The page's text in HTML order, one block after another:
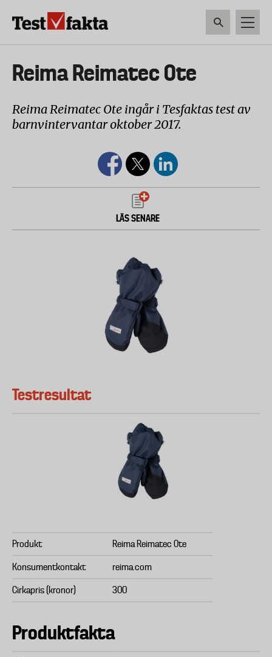
Huvudmeny
ny
Reima Reimatec Ote
Reima Reimatec Ote ingår i Tesfaktas test av
barnvintervantar oktober 2017.
LÄS SENARE
Testresultat
Produkt Reima Reimatec Ote
Konsumentkontakt reima.com
Cirkapris (kronor) 300
Produktfakta